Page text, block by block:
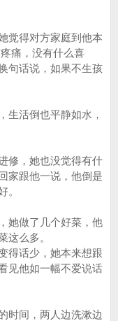
觉得对方家庭到他本
痛，没有什么喜
句话说，如果不生孩
生活倒也平静如水，
修，她也没觉得有什
家跟他一说，他倒是
。
她做了几个好菜，他
这么多。
得话少，她本来想跟
见他如一幅不爱说话
时间，两人边洗漱边